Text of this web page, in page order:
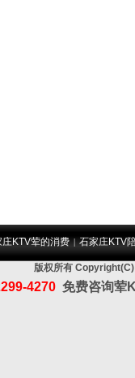
庄KTV荤的消费 |石家庄KTV
版权所有
4270 免费咨询荤